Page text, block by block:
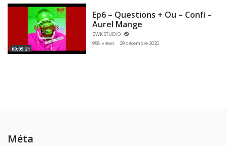
00:05:21
Ep6 – Questions + Ou – Confi –
Aurel Mange
BWK STUDIO
958 views
29 décembre 2020
Méta